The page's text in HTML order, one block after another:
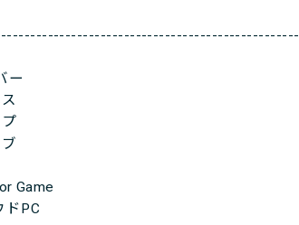
ー
Game
PC